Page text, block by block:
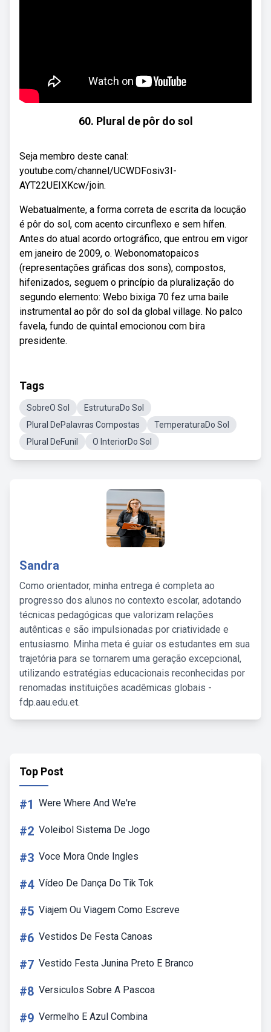
60. Plural de pôr do sol
Seja membro deste canal:
youtube.com/channel/UCWDFosiv3I-
AYT22UEIXKcw/join.
Webatualmente, a forma correta de escrita da locução
é pôr do sol, com acento circunflexo e sem hífen.
Antes do atual acordo ortográfico, que entrou em vigor
em janeiro de 2009, o. Webonomatopaicos
(representações gráficas dos sons), compostos,
hifenizados, seguem o princípio da pluralização do
segundo elemento: Webo bixiga 70 fez uma baile
instrumental ao pôr do sol da global village. No palco
favela, fundo de quintal emocionou com bira
presidente.
Tags
SobreO Sol
EstruturaDo Sol
Plural DePalavras Compostas
TemperaturaDo Sol
Plural DeFunil
O InteriorDo Sol
Sandra
Como orientador, minha entrega é completa ao
progresso dos alunos no contexto escolar, adotando
técnicas pedagógicas que valorizam relações
autênticas e são impulsionadas por criatividade e
entusiasmo. Minha meta é guiar os estudantes em sua
trajetória para se tornarem uma geração excepcional,
utilizando estratégias educacionais reconhecidas por
renomadas instituições acadêmicas globais -
fdp.aau.edu.et.
Top Post
#1 Were Where And We're
#2 Voleibol Sistema De Jogo
#3 Voce Mora Onde Ingles
#4 Vídeo De Dança Do Tik Tok
#5 Viajem Ou Viagem Como Escreve
#6 Vestidos De Festa Canoas
#7 Vestido Festa Junina Preto E Branco
#8 Versiculos Sobre A Pascoa
#9 Vermelho E Azul Combina